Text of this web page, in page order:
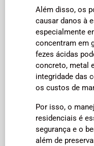
Além disso, os
causar danos à
especialmente
concentram em
fezes ácidas
concreto, metal
integridade das
os custos de
Por isso, o
residenciais é
segurança e o
além de